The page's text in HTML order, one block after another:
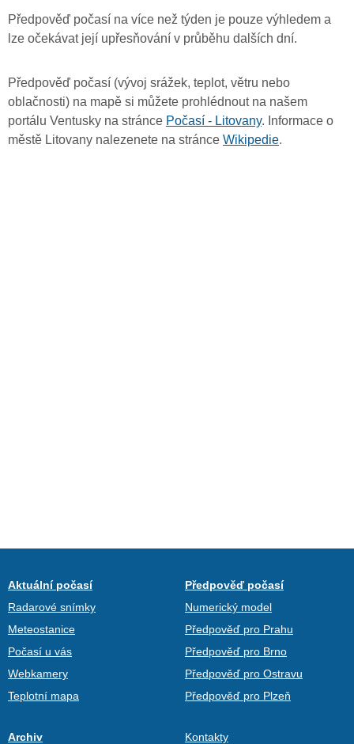
Předpověď počasí na více než týden je pouze výhledem a
lze očekávat její upřesňování v průběhu dalších dní.
Předpověď počasí (vývoj srážek, teplot, větru nebo
oblačnosti) na mapě si můžete prohlédnout na našem
portálu Ventusky na stránce Počasí - Litovany. Informace o
městě Litovany nalezenete na stránce Wikipedie.
Aktuální počasí
Radarové snímky
Meteostanice
Počasí u vás
Webkamery
Teplotní mapa
Předpověď počasí
Numerický model
Předpověď pro Prahu
Předpověď pro Brno
Předpověď pro Ostravu
Předpověď pro Plzeň
Archiv Kontakty